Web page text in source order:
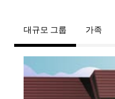
대규모 그룹 가족